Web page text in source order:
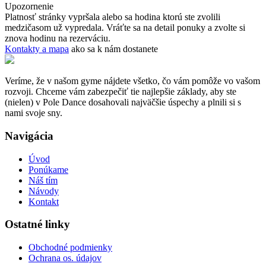
Upozornenie
Platnosť stránky vypršala alebo sa hodina ktorú ste zvolili
medzičasom už vypredala. Vráťte sa na detail ponuky a zvolte si
znova hodinu na rezerváciu.
Kontakty a mapa ako sa k nám dostanete
Veríme, že v našom gyme nájdete všetko, čo vám pomôže vo vašom
rozvoji. Chceme vám zabezpečiť tie najlepšie základy, aby ste
(nielen) v Pole Dance dosahovali najväčšie úspechy a plnili si s
nami svoje sny.
Navigácia
Úvod
Ponúkame
Náš tím
Návody
Kontakt
Ostatné linky
Obchodné podmienky
Ochrana os. údajov